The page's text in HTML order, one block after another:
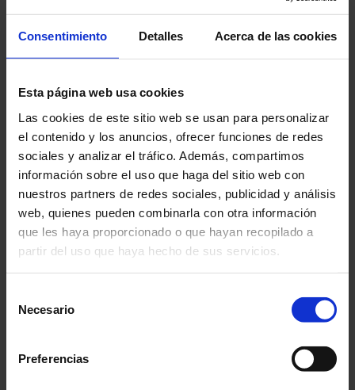
Consentimiento Detalles Acerca de las cookies
Esta página web usa cookies
Las cookies de este sitio web se usan para personalizar
el contenido y los anuncios, ofrecer funciones de redes
sociales y analizar el tráfico. Además, compartimos
información sobre el uso que haga del sitio web con
nuestros partners de redes sociales, publicidad y análisis
web, quienes pueden combinarla con otra información
que les haya proporcionado o que hayan recopilado a
partir del uso que haya hecho de sus servicios.
privacidad
Necesario
Preferencias
Sélection Enseignement et Laboratoire Chauvin Arnoux 2026